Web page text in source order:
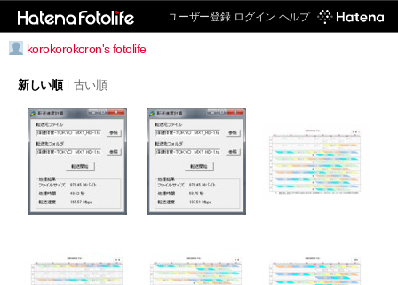
ユーザー登録 ログイン ヘルプ
korokorokoron's fotolife
新しい順 古い順